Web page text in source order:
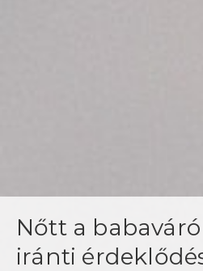
Nőtt a
iránti